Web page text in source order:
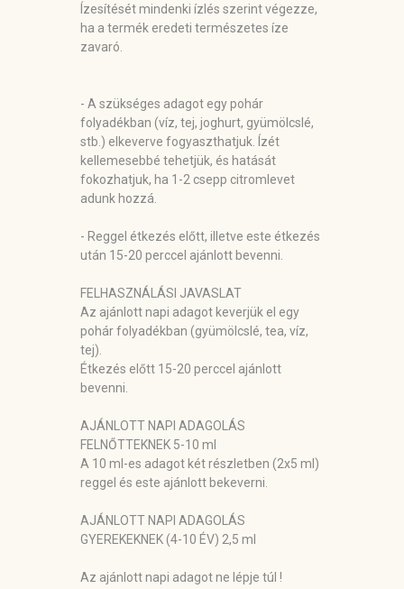
Ízesítését mindenki ízlés szerint végezze,
ha a termék eredeti természetes íze
zavaró.
- A szükséges adagot egy pohár
folyadékban (víz, tej, joghurt, gyümölcslé,
stb.) elkeverve fogyaszthatjuk. Ízét
kellemesebbé tehetjük, és hatását
fokozhatjuk, ha 1-2 csepp citromlevet
adunk hozzá.
- Reggel étkezés előtt, illetve este étkezés
után 15-20 perccel ajánlott bevenni.
FELHASZNÁLÁSI JAVASLAT
Az ajánlott napi adagot keverjük el egy
pohár folyadékban (gyümölcslé, tea, víz,
tej).
Étkezés előtt 15-20 perccel ajánlott
bevenni.
AJÁNLOTT NAPI ADAGOLÁS
FELNŐTTEKNEK 5-10 ml
A 10 ml-es adagot két részletben (2x5 ml)
reggel és este ajánlott bekeverni.
AJÁNLOTT NAPI ADAGOLÁS
GYEREKEKNEK (4-10 ÉV) 2,5 ml
Az ajánlott napi adagot ne lépje túl !